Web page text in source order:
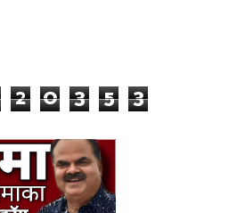
2 0 3 5 3